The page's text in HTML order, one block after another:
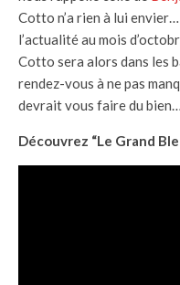
Cotto n’a rien à lui
l’actualité au mois
Cotto sera alors dans les
rendez-vous à ne pas
devrait vous faire du bien…
Découvrez “Le Grand